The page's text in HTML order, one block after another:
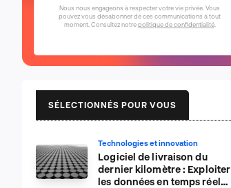
Nous nous engageons à respecter votre vie privée. Vous
pouvez vous désabonner de ces communications à tout
moment. Consultez notrepolitique de confidentialité.
SÉLECTIONNÉS POUR VOUS
Technologies et innovation
Logiciel de livraison du
dernier kilomètre : Exploiter
les données en temps réel